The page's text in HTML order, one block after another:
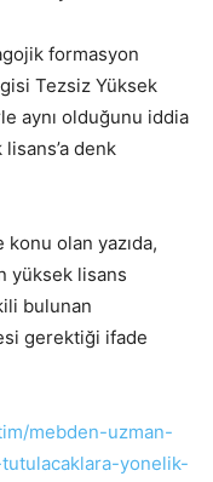
formasyon
Tezsiz Yüksek
aynı olduğunu iddia
denk
olan yazıda,
yüksek lisans
bulunan
gerektiği ifade
mebden-uzman-
yonelik-